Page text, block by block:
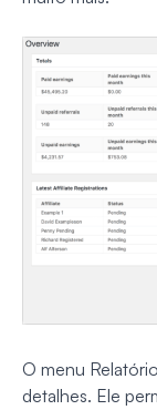
O menu
detalhes. Ele